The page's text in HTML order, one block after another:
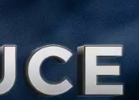
มารถตัดสินใจได้